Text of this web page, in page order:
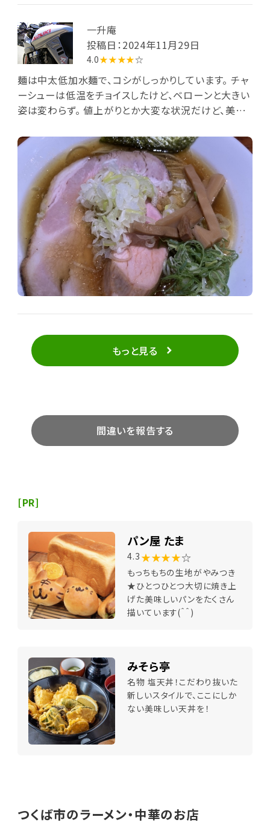
福来の入らない「プレミアム昆布水つけめん」のみが提
供可能とか。これも8月限定のメニューだったはずです
が、私にはいずれにしろ初物なので即決でこれを注文
しました。前客5人が店内の待合席で待つほどの盛況
さ。暫くしてカウンター席へ案内されます。つけ汁は塩
味を選び、併せてクーポンによりチャーシューも追加。
今回も約1cm厚の直火焼き燻製チャーシューと約
3mm厚の炭火焼チャーシューを選びました。到来した
みある昆布水に浸っています。麺上の具材は2種のチャ
ーシューと岩海苔。つけ汁丼には名古屋コーチンから
出汁を取ったという黄金色の塩清湯。刻みネギと薄切
り茹で豚肉が浸っています。さらにワサビ塩・トリュフ
塩・柚子皮・鰹節キャラメリゼが少しずつ並べられた別
皿も添えられ、これらは味変用の調味料だとか。麺をつ
け汁に漬けて啜ると、鶏と昆布水の旨みが混然として
実に美味しい。また炭火焼チャーシューは柔らか、直火
焼き燻製チャーシューは燻製特有の香りも良く、食べ
応えもあってかなり満足です。途中、味変用の塩等を加
えて味変も愉しみ、最後は昆布水でつけ汁を薄め、完
食完飲となりました。
一升庵
投稿日：2024年11月29日
4.0★★★★☆
麺は中太低加水麺で、コシがしっかりしています。 チャ
ーシューは低温をチョイスしたけど、ベローンと大きい
姿は変わらず。 値上がりとか大変な状況だけど、美味
もっと見る
間違いを報告する
[PR]
パン屋 たま
4.3 ★★★★☆
もっちもちの生地がやみつき
★ひとつひとつ大切に焼き上
げた美味しいパンをたくさん
描いています(＾＾)
みそら亭
名物 塩天丼！こだわり抜いた
新しいスタイルで、ここにしか
ない美味しい天丼を！
つくば市のラーメン・中華のお店